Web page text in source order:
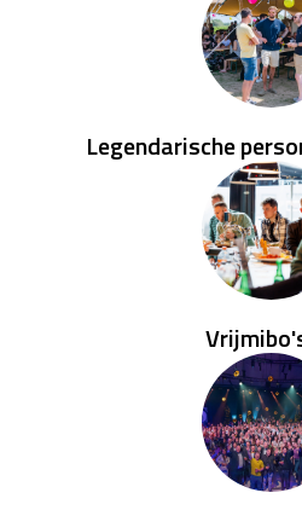
Legendarische